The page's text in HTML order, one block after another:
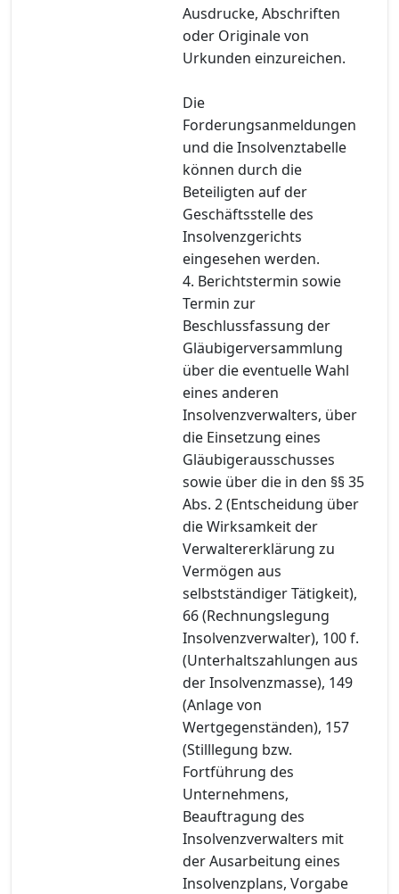
Ausdrucke, Abschriften
oder Originale von
Urkunden einzureichen.
Die
Forderungsanmeldungen
und die Insolvenztabelle
können durch die
Beteiligten auf der
Geschäftsstelle des
Insolvenzgerichts
eingesehen werden.
4. Berichtstermin sowie
Termin zur
Beschlussfassung der
Gläubigerversammlung
über die eventuelle Wahl
eines anderen
Insolvenzverwalters, über
die Einsetzung eines
Gläubigerausschusses
sowie über die in den §§ 35
Abs. 2 (Entscheidung über
die Wirksamkeit der
Verwaltererklärung zu
Vermögen aus
selbstständiger Tätigkeit),
66 (Rechnungslegung
Insolvenzverwalter), 100 f.
(Unterhaltszahlungen aus
der Insolvenzmasse), 149
(Anlage von
Wertgegenständen), 157
(Stilllegung bzw.
Fortführung des
Unternehmens,
Beauftragung des
Insolvenzverwalters mit
der Ausarbeitung eines
Insolvenzplans, Vorgabe